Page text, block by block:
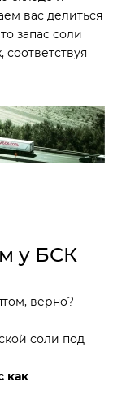
вас делиться
запас соли
соответствуя
у БСК
верно?
соли под
как